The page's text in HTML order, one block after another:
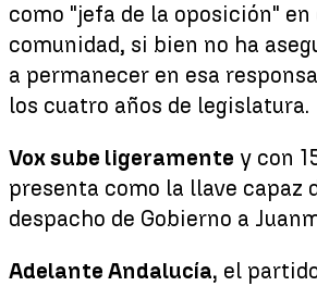
como "jefa de la oposición" en
comunidad, si bien no ha
a permanecer en esa
los cuatro años de legislatura.
Vox sube ligeramente y con
presenta como la llave capaz
despacho de Gobierno a
Adelante Andalucía, el